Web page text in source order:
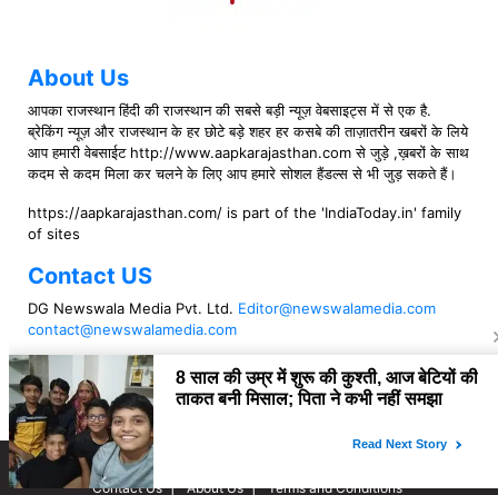
About Us
आपका राजस्थान हिंदी की राजस्थान की सबसे बड़ी न्यूज़ वेबसाइट्स में से एक है.
ब्रेकिंग न्यूज़ और राजस्थान के हर छोटे बड़े शहर हर कसबे की ताज़ातरीन खबरों के लिये
आप हमारी वेबसाईट http://www.aapkarajasthan.com से जुड़े ,ख़बरों के साथ
कदम से कदम मिला कर चलने के लिए आप हमारे सोशल हैंडल्स से भी जुड़ सकते हैं।
https://aapkarajasthan.com/ is part of the 'IndiaToday.in' family
of sites
Contact US
DG Newswala Media Pvt. Ltd. Editor@newswalamedia.com
contact@newswalamedia.com
Follow US
Copyright © 2021 aapkarajasthan
Contact Us
About Us Terms and Conditions